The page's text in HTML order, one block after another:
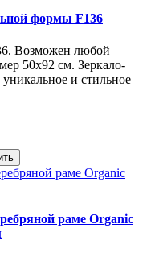
формы F136
Возможен любой
50х92 см. Зеркало-
и стильное
раме Organic